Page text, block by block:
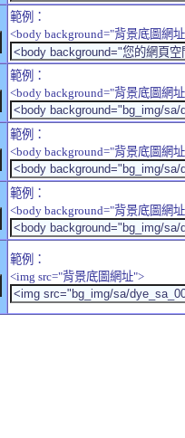
範例：
<body background="背景底圖網
範例：
<body background="背景底圖網
範例：
<body background="背景底圖網
範例：
<body background="背景底圖網
範例：
<img src="背景底圖網址">